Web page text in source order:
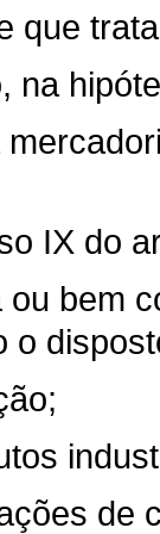
que
na
IX do
bem
o
de